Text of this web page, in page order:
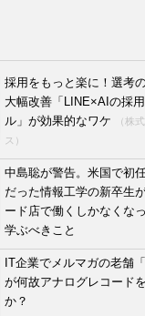
採用をもっと楽に！選考
大幅改善「LINE×AIの採
ル」が効果的なワケ
（株
ス）
中島聡が警告。米国で初
だった情報工学の新卒生
ード店で働くしかなくな
学ぶべきこと
IT企業でメルマガの老舗
が何故アナログレコード
か？